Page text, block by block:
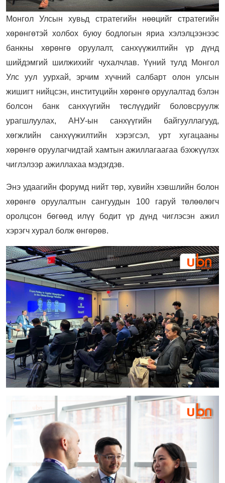
Монгол Улсын хувьд стратегийн нөөцийг стратегийн
хөрөнгөтэй холбох буюу бодлогын яриа хэлэлцээнээс
банкны хөрөнгө оруулалт, санхүүжилтийн үр дүнд
шийдэмгий шилжихийг чухалчлав. Үүний тулд Монгол
Улс уул уурхай, эрчим хүчний салбарт олон улсын
жишигт нийцсэн, институцийн хөрөнгө оруулалтад бэлэн
болсон банк санхүүгийн төслүүдийг боловсруулж
урагшлуулах, АНУ-ын санхүүгийн байгууллагууд,
хөгжлийн санхүүжилтийн хэрэгсэл, урт хугацааны
хөрөнгө оруулагчидтай хамтын ажиллагаагаа бэхжүүлэх
чиглэлээр ажиллахаа мэдэгдэв.
Энэ удаагийн форумд нийт төр, хувийн хэвшлийн болон
хөрөнгө оруулалтын сангуудын 100 гаруй төлөөлөгч
оролцсон бөгөөд илүү бодит үр дүнд чиглэсэн ажил
хэрэгч хурал болж өнгөрөв.